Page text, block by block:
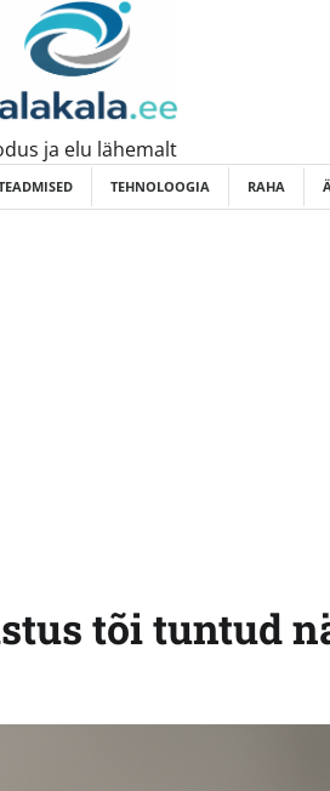
ja elu lähemalt
TEHNOLOOGIA RAHA
tõi tuntud